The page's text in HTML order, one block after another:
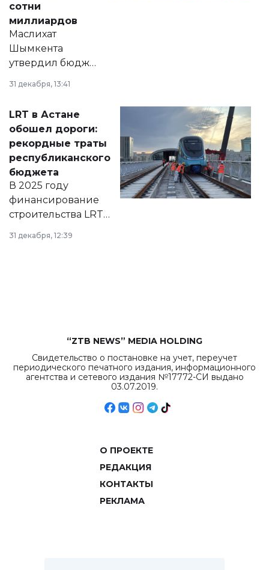
сотни
миллиардов
Маслихат
Шымкента
утвердил бюджет
города на 2026–
2028 годы.
документ
появился в базе
нормативных
правовых актов и
на сайте маслихат
города.
31 декабря, 13:41
LRT в Астане
обошел дороги:
рекордные траты
республиканского
бюджета
В 2025 году
финансирование
строительства LRT
в Астане из
республиканского
31 декабря, 12:39
“ZTB NEWS” MEDIA HOLDING
Свидетельство о постановке на учет, переучет
периодического печатного издания, информационного
агентства и сетевого издания №17772-СИ выдано
03.07.2019.
О ПРОЕКТЕ
РЕДАКЦИЯ
КОНТАКТЫ
РЕКЛАМА